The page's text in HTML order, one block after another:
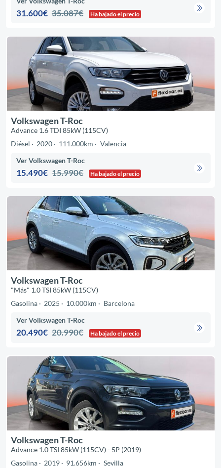
31.600€ 35.087€ Ha bajado el precio
Volkswagen T-Roc
Advance 1.6 TDI 85kW (115CV)
Diésel
2020 111.000km Valencia
Ver Volkswagen T-Roc
15.490€ 15.990€ Ha bajado el precio
Volkswagen T-Roc
"Más" 1.0 TSI 85kW (115CV)
Gasolina
2025 10.000km Barcelona
Ver Volkswagen T-Roc
20.490€ 20.990€ Ha bajado el precio
Volkswagen T-Roc
Advance 1.0 TSI 85kW (115CV) - 5P (2019)
Gasolina
2019 91.656km Sevilla